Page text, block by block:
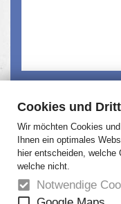
Cookies und
Wir möchten Cookies
Ihnen ein optimales
hier entscheiden, welche
welche nicht.
Notwendige
akzeptiert.